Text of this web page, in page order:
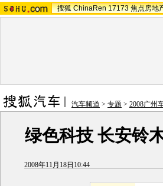
搜狐 ChinaRen 17173 焦点房地
汽车频道 > 专题 > 2008广州
绿色科技 长安铃
2008年11月18日10:44